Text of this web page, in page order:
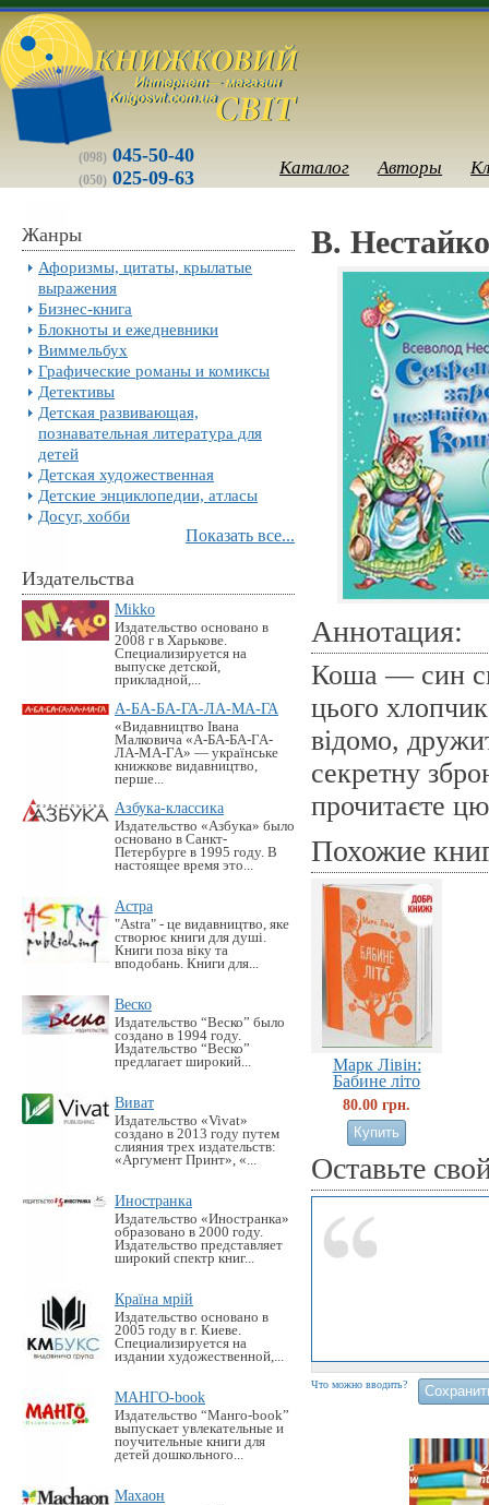
(098) 045-50-40
(050) 025-09-63 Каталог Авторы
Жанры
Афоризмы, цитаты, крылатые
выражения
Бизнес-книга
Блокноты и ежедневники
Виммельбух
Графические романы и комиксы
Детективы
Детская развивающая,
познавательная литература для
детей
Детская художественная
Детские энциклопедии, атласы
Досуг, хобби
Показать все...
Издательства
Mikko
Издательство основано в
2008 г в Харькове.
Специализируется на
выпуске детской,
прикладной,...
А-БА-БА-ГА-ЛА-МА-ГА
«Видавництво Івана
Малковича «А-БА-БА-ГА-
ЛА-МА-ГА» — українське
книжкове видавництво,
перше...
Азбука-классика
Издательство «Азбука» было
основано в Санкт-
Петербурге в 1995 году. В
настоящее время это...
Астра
"Astra" - це видавництво, яке
створює книги для душі.
Книги поза віку та
вподобань. Книги для...
Веско
Издательство “Веско” было
создано в 1994 году.
Издательство “Веско”
предлагает широкий...
Виват
Издательство «Vivat»
создано в 2013 году путем
слияния трех издательств:
«Аргумент Принт», «...
Иностранка
Издательство «Иностранка»
образовано в 2000 году.
Издательство представляет
широкий спектр книг...
Країна мрій
Издательство основано в
2005 году в г. Киеве.
Специализируется на
издании художественной,...
МАНГО-book
Издательство “Манго-book”
выпускает увлекательные и
поучительные книги для
детей дошкольного...
Махаон
В.
Аннотация:
Коша — син
цього
відомо,
секретну
прочитаєте
Похожие
Марк Лівін:
Бабине літо
80.00 грн.
Оставьте
Что можно вводить?